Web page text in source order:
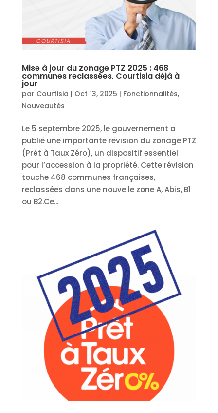
Mise à jour du zonage PTZ 2025 : 468
communes reclassées, Courtisia déjà à
jour
par Courtisia | Oct 13, 2025 | Fonctionnalités,
Nouveautés
Le 5 septembre 2025, le gouvernement a
publié une importante révision du zonage PTZ
(Prêt à Taux Zéro), un dispositif essentiel
pour l’accession à la propriété. Cette révision
touche 468 communes françaises,
reclassées dans une nouvelle zone A, Abis, B1
ou B2.Ce...